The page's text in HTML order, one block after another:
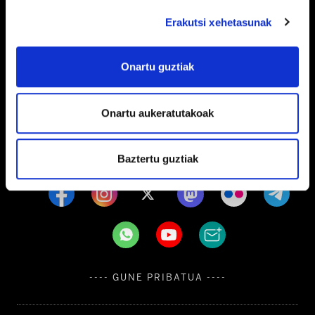
Erakutsi xehetasunak
Onartu guztiak
Onartu aukeratutakoak
Baztertu guztiak
Tel:944 03 77 00
---- GUNE PRIBATUA ----